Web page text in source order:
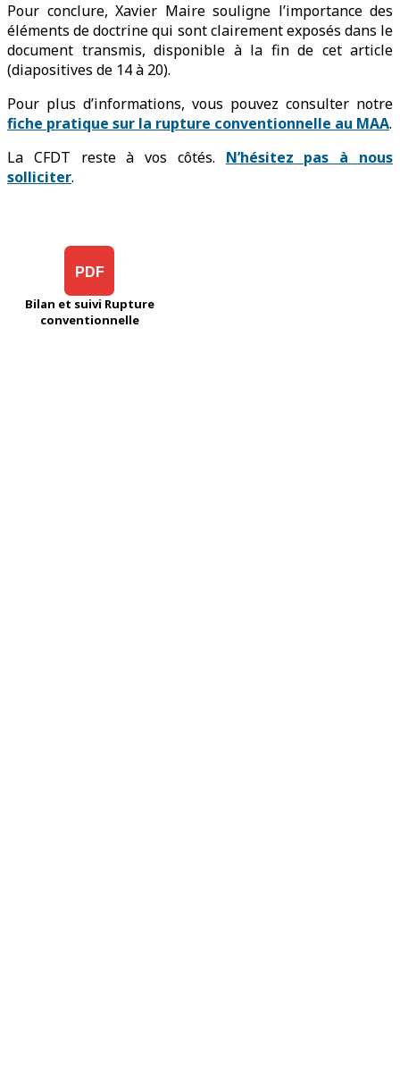
Pour conclure, Xavier Maire souligne l’importance des
éléments de doctrine qui sont clairement exposés dans le
document transmis, disponible à la fin de cet article
(diapositives de 14 à 20).
Pour plus d’informations, vous pouvez consulter notre
fiche pratique sur la rupture conventionnelle au MAA.
La CFDT reste à vos côtés. N’hésitez pas à nous
solliciter.
PDF
Bilan et suivi Rupture
conventionnelle